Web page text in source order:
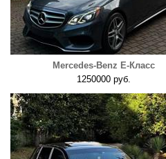
Mercedes-Benz E-Класс
1250000 руб.